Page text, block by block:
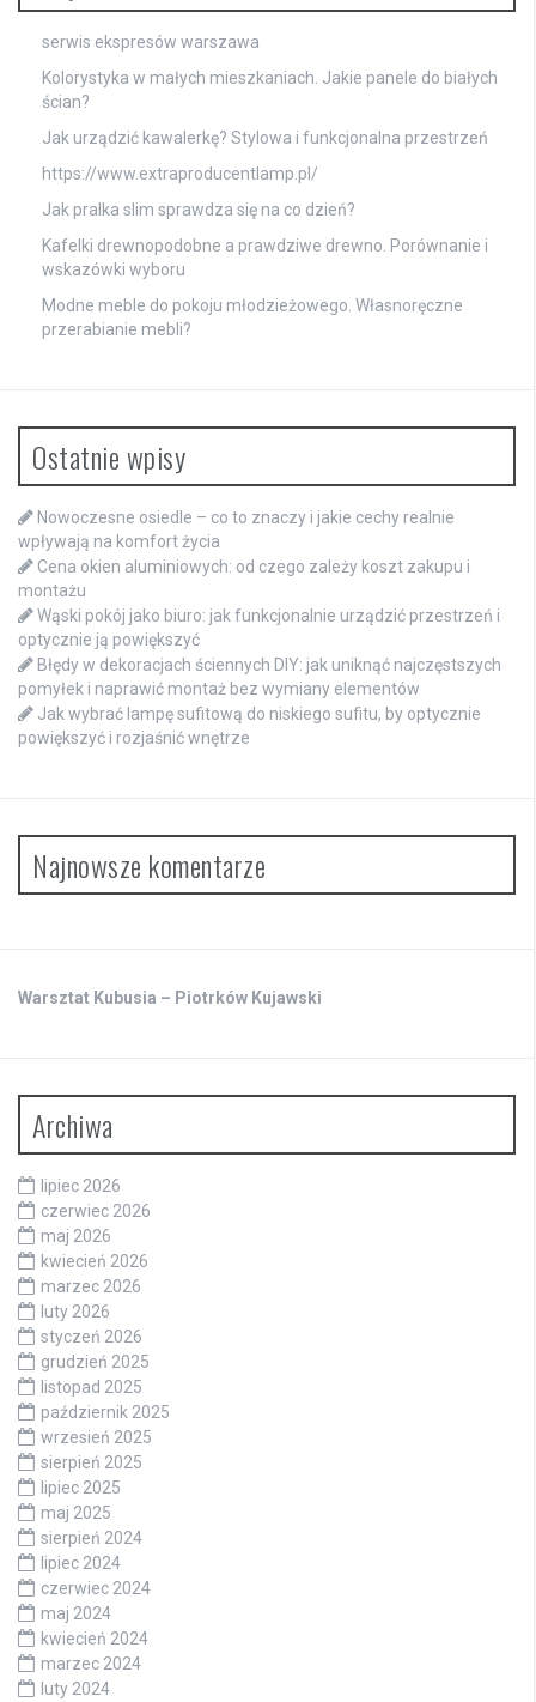
serwis ekspresów warszawa
Kolorystyka w małych mieszkaniach. Jakie panele do białych
ścian?
Jak urządzić kawalerkę? Stylowa i funkcjonalna przestrzeń
https://www.extraproducentlamp.pl/
Jak pralka slim sprawdza się na co dzień?
Kafelki drewnopodobne a prawdziwe drewno. Porównanie i
wskazówki wyboru
Modne meble do pokoju młodzieżowego. Własnoręczne
przerabianie mebli?
Ostatnie wpisy
Nowoczesne osiedle – co to znaczy i jakie cechy realnie
wpływają na komfort życia
Cena okien aluminiowych: od czego zależy koszt zakupu i
montażu
Wąski pokój jako biuro: jak funkcjonalnie urządzić przestrzeń i
optycznie ją powiększyć
Błędy w dekoracjach ściennych DIY: jak uniknąć najczęstszych
pomyłek i naprawić montaż bez wymiany elementów
Jak wybrać lampę sufitową do niskiego sufitu, by optycznie
powiększyć i rozjaśnić wnętrze
Najnowsze komentarze
Warsztat Kubusia – Piotrków Kujawski
Archiwa
lipiec 2026
czerwiec 2026
maj 2026
kwiecień 2026
marzec 2026
luty 2026
styczeń 2026
grudzień 2025
listopad 2025
październik 2025
wrzesień 2025
sierpień 2025
lipiec 2025
maj 2025
sierpień 2024
lipiec 2024
czerwiec 2024
maj 2024
kwiecień 2024
marzec 2024
luty 2024